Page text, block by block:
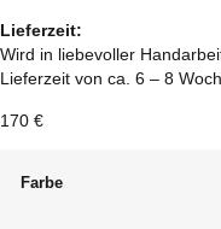
Lieferzeit:
Wird in liebevoller
Lieferzeit von ca. 6 – 8
170 €
Farbe